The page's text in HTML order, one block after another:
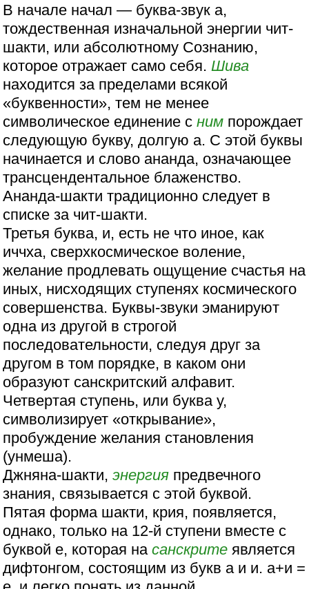
В начале начал — буква-звук а,
тождественная изначальной энергии чит-
шакти, или абсолютному Сознанию,
которое отражает само себя. Шива
находится за пределами всякой
«буквенности», тем не менее
символическое единение сним порождает
следующую букву, долгую а. С этой буквы
начинается и слово ананда, означающее
трансцендентальное блаженство.
Ананда-шакти традиционно следует в
списке за чит-шакти.
Третья буква, и, есть не что иное, как
иччха, сверхкосмическое воление,
желание продлевать ощущение счастья на
иных, нисходящих ступенях космического
совершенства. Буквы-звуки эманируют
одна из другой в строгой
последовательности, следуя друг за
другом в том порядке, в каком они
образуют санскритский алфавит.
Четвертая ступень, или буква у,
символизирует «открывание»,
пробуждение желания становления
(унмеша).
Джняна-шакти,энергия предвечного
знания, связывается с этой буквой.
Пятая форма шакти, крия, появляется,
однако, только на 12-й ступени вместе с
буквой е, которая насанскрите является
дифтонгом, состоящим из букв а и и. а+и =